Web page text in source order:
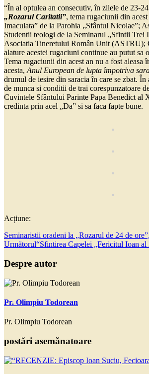
“În al optulea an consecutiv, în zilele de 23-
„Rozarul Caritatii”, tema rugaciunii din
Imaculata” de la Parohia „Sfântul Nicolae”;
Studentii teologi de la Seminarul „Sfintii Trei
Asociatia Tineretului Român Unit (ASTRU);
alature acestei rugaciuni continue au putut
Tema rugaciunii din acest an nu a fost aleasa
acesta, Anul European de lupta împotriva
drumul de iesire din saracia în care se zbat.
de munca si conditii de trai corespunzatoare
Cuvintele Sfântului Parinte Papa Benedict al
credinta prin acel „Da” si sa faca fapte bune.
Acțiune:
Seminaristii oradeni la „Rozarul de 24 de ore”,
Următorul“Sfintirea Capelei „Fericitul Ioan
Despre autor
Pr. Olimpiu Todorean
Pr. Olimpiu Todorean
postări asemănatoare